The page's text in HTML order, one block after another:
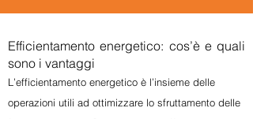
Efficientamento energetico: cos’è e quali
sono i vantaggi
L’efficientamento energetico è l’insieme delle
operazioni utili ad ottimizzare lo sfruttamento delle